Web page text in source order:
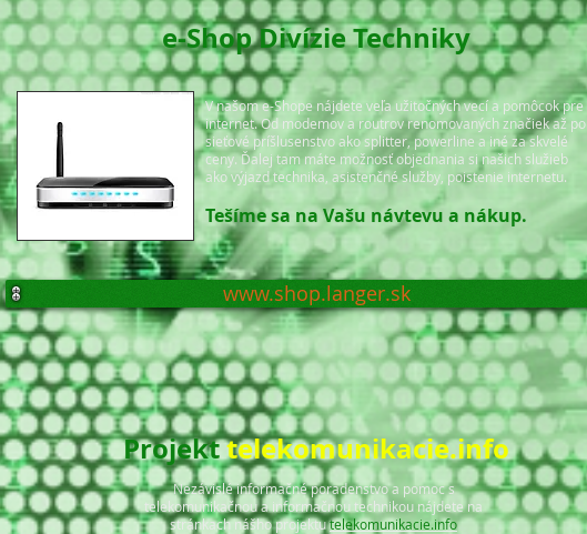
e-Shop Divízie Techniky
www.shop.langer.sk
V našom e-Shope nájdete veľa užitočných vecí a pomôcok pre
internet. Od modemov a routrov renomovaných značiek až po
sieťové príšlusenstvo ako splitter, powerline a iné za skvelé
ceny. Ďalej tam máte možnosť objednania si našich služieb
ako výjazd technika, asistenčné služby, poistenie internetu.
Tešíme sa na Vašu návtevu a nákup.
Projekttelekomunikacie.info
Nezávislé informačné poradenstvo a pomoc s
telekomunikačnou a informačnou technikou nájdete na
stránkach nášho projektutelekomunikacie.info